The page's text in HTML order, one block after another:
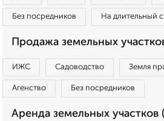
Без посредников На длительный
Продажа земельных
ИЖС Садоводство Земля
Агенство Без посредников
Аренда земельных участков